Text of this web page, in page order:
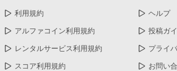
利用規約 ヘルプ
アルファコイン利用規約 投稿ガ
レンタルサービス利用規約 プライ
スコア利用規約 お問い